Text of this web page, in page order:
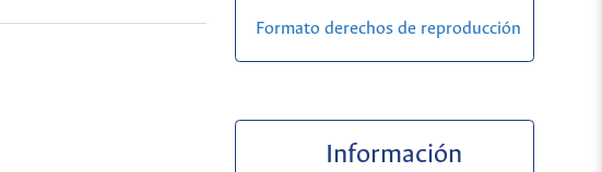
Formato derechos de reproducción
Información